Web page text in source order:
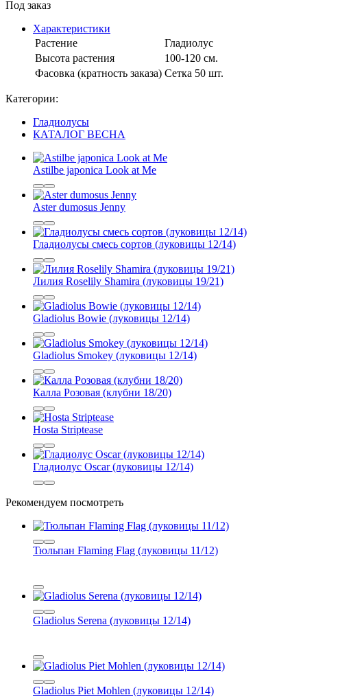
Под заказ
Характеристики
Растение
Гладиолус
Высота растения
100-120 см.
Фасовка (кратность заказа) Сетка 50 шт.
Категории:
Гладиолусы
КАТАЛОГ ВЕСНА
Astilbe japonica Look at Me
Aster dumosus Jenny
Гладиолусы смесь сортов (луковицы 12/14)
Лилия Roselily Shamira (луковицы 19/21)
Gladiolus Bowie (луковицы 12/14)
Gladiolus Smokey (луковицы 12/14)
Калла Розовая (клубни 18/20)
Hosta Striptease
Гладиолус Oscar (луковицы 12/14)
Рекомендуем посмотреть
Тюльпан Flaming Flag (луковицы 11/12)
Gladiolus Serena (луковицы 12/14)
Gladiolus Piet Mohlen (луковицы 12/14)